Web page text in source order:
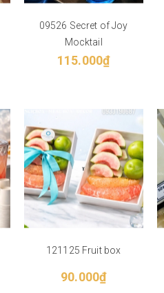
09526 Secret of Joy
Mocktail
115.000₫
121125 Fruit box
90.000₫